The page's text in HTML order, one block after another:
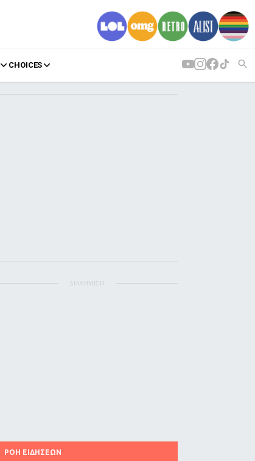
CHOICES
ΔΙΑΦΗΜΙΣΗ
ΡΟΗ ΕΙΔΗΣΕΩΝ